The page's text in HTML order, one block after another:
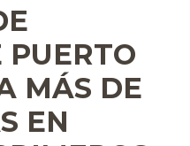
PUERTO
MÁS DE
EN